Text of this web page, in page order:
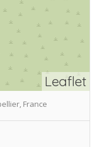
Leaflet
France